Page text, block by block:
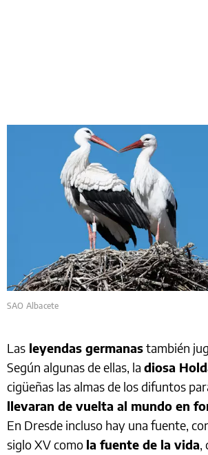
SAO Albacete
Las leyendas germanastambién
Según algunas de ellas, la diosa
cigüeñas las almas de los difuntos
llevaran de vuelta al mundo en
En Dresde incluso hay una fuente,
siglo XV como la fuente de la vida,